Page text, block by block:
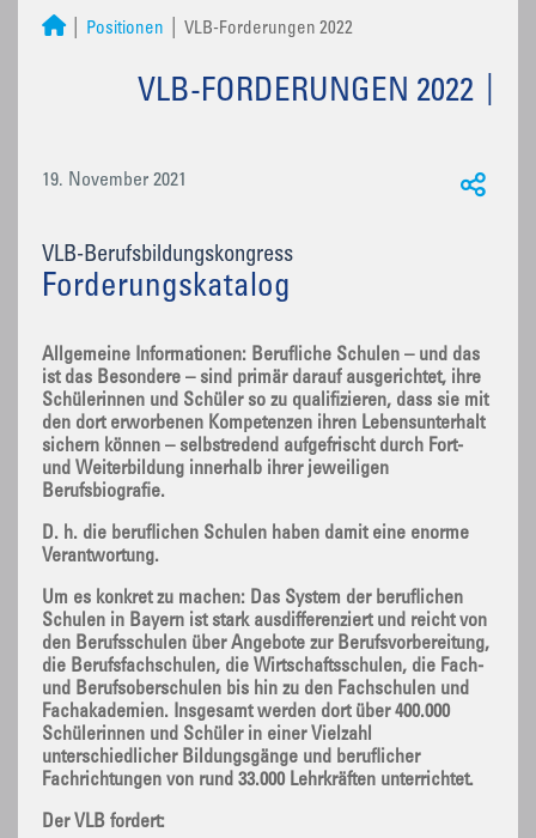
Positionen VLB-Forderungen 2022
VLB-FORDERUNGEN 2022
19. November 2021
VLB-Berufsbildungskongress
Forderungskatalog
Allgemeine Informationen: Berufliche Schulen – und das
ist das Besondere – sind primär darauf ausgerichtet, ihre
Schülerinnen und Schüler so zu qualifizieren, dass sie mit
den dort erworbenen Kompetenzen ihren Lebensunterhalt
sichern können – selbstredend aufgefrischt durch Fort-
und Weiterbildung innerhalb ihrer jeweiligen
Berufsbiografie.
D. h. die beruflichen Schulen haben damit eine enorme
Verantwortung.
Um es konkret zu machen: Das System der beruflichen
Schulen in Bayern ist stark ausdifferenziert und reicht von
den Berufsschulen über Angebote zur Berufsvorbereitung,
die Berufsfachschulen, die Wirtschaftsschulen, die Fach-
und Berufsoberschulen bis hin zu den Fachschulen und
Fachakademien. Insgesamt werden dort über 400.000
Schülerinnen und Schüler in einer Vielzahl
unterschiedlicher Bildungsgänge und beruflicher
Fachrichtungen von rund 33.000 Lehrkräften unterrichtet.
Der VLB fordert: